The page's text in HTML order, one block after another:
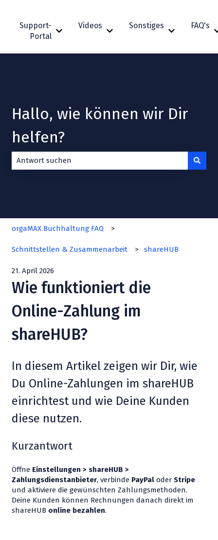
Support-
Portal
Untermenü für Support-Portal anzeigen
Videos
Untermenü für Videos anzeigen
Sonstiges
Untermenü
FAQ's
Hallo, wie können wir Dir
helfen?
orgaMAX Buchhaltung FAQ
Schnittstellen & Zusammenarbeit shareHUB
21. April 2026
Wie funktioniert die
Online-Zahlung im
shareHUB?
In diesem Artikel zeigen wir Dir, wie
Du Online-Zahlungen im shareHUB
einrichtest und wie Deine Kunden
diese nutzen.
Kurzantwort
Öffne Einstellungen > shareHUB >
Zahlungsdienstanbieter, verbinde PayPal oder Stripe
und aktiviere die gewünschten Zahlungsmethoden.
Deine Kunden können Rechnungen danach direkt im
shareHUB online bezahlen.